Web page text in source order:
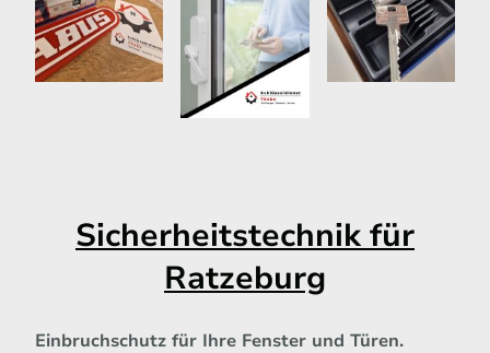
Sicherheitstechnik für
Ratzeburg
Einbruchschutz für Ihre Fenster und Türen.